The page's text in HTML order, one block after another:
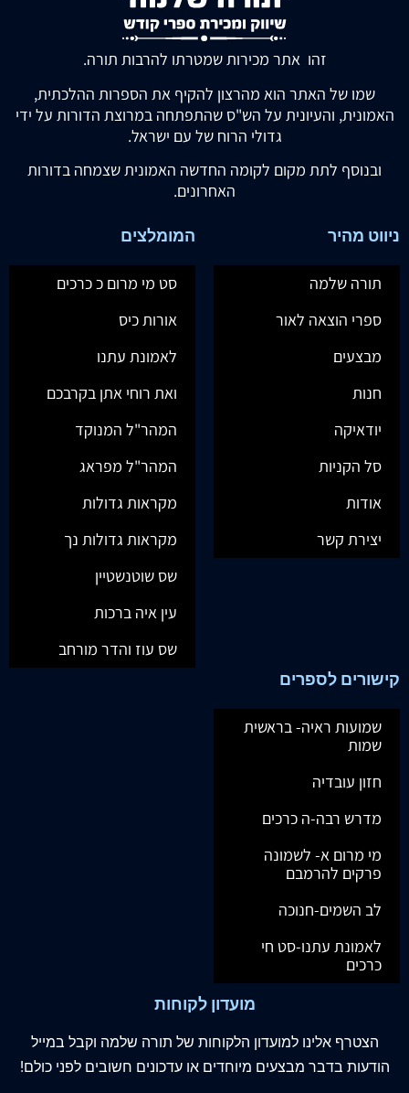
זהו אתר מכירות שמטרתו להרבות תורה.
שמו של האתר הוא מהרצון להקיף את הספרות ההלכתית,
האמונית, והעיונית על הש"ס שהתפתחה במרוצת הדורות על ידי
גדולי הרוח של עם ישראל.
ובנוסף לתת מקום לקומה החדשה האמונית שצמחה בדורות
האחרונים.
ניווט מהיר
תורה שלמה
ספרי הוצאה לאור
מבצעים
חנות
יודאיקה
סל הקניות
אודות
יצירת קשר
המומלצים
סט מי מרום כ כרכים
אורות כיס
לאמונת עתנו
ואת רוחי אתן בקרבכם
המהר"ל המנוקד
המהר"ל מפראג
מקראות גדולות
מקראות גדולות נך
שס שוטנשטיין
עין איה ברכות
שס עוז והדר מורחב
קישורים לספרים
שמועות ראיה- בראשית
שמות
חזון עובדיה
מדרש רבה-ה כרכים
מי מרום א- לשמונה
פרקים להרמבם
לב השמים-חנוכה
לאמונת עתנו-סט חי
כרכים
מועדון לקוחות
הצטרף אלינו למועדון הלקוחות של תורה שלמה וקבל במייל
הודעות בדבר מבצעים מיוחדים או עדכונים חשובים לפני כולם!